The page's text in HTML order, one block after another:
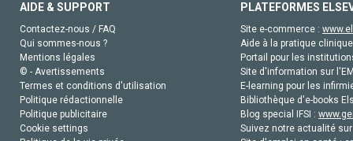
AIDE & SUPPORT
Contactez-nous / FAQ
Qui sommes-nous ?
Mentions légales
© - Avertissements
Termes et conditions d'utilisation
Politique rédactionnelle
Politique publicitaire
Cookie settings
PLATEFORMES
Site e-commerce :
Aide à la pratique
Portail pour les
Site d'information sur
E-learning pour les
Bibliothèque d'e-books
Blog special IFSI :
Suivez notre actualité